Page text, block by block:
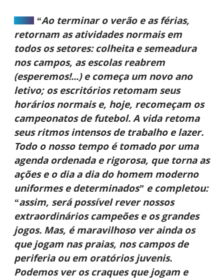
“Ao terminar o verão e as férias,
retornam as atividades normais em
todos os setores: colheita e semeadura
nos campos, as escolas reabrem
(esperemos!...) e começa um novo ano
letivo; os escritórios retomam seus
horários normais e, hoje, recomeçam os
campeonatos de futebol. A vida retoma
seus ritmos intensos de trabalho e lazer.
Todo o nosso tempo é tomado por uma
agenda ordenada e rigorosa, que torna as
ações e o dia a dia do homem moderno
uniformes e determinados” e completou:
“assim, será possível rever nossos
extraordinários campeões e os grandes
jogos. Mas, é maravilhoso ver ainda os
que jogam nas praias, nos campos de
periferia ou em oratórios juvenis.
Podemos ver os craques que jogam e